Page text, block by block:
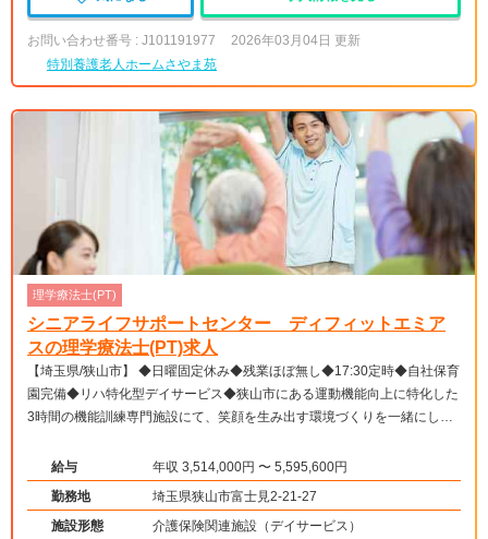
お問い合わせ番号 : J101191977
2026年03月04日 更新
特別養護老人ホームさやま苑
理学療法士(PT)
シニアライフサポートセンター ディフィットエミア
スの理学療法士(PT)求人
【埼玉県/狭山市】 ◆日曜固定休み◆残業ほぼ無し◆17:30定時◆自社保育
園完備◆リハ特化型デイサービス◆狭山市にある運動機能向上に特化した
3時間の機能訓練専門施設にて、笑顔を生み出す環境づくりを一緒にしま
給与
年収 3,514,000円 〜 5,595,600円
勤務地
埼玉県狭山市富士見2-21-27
施設形態
介護保険関連施設（デイサービス）